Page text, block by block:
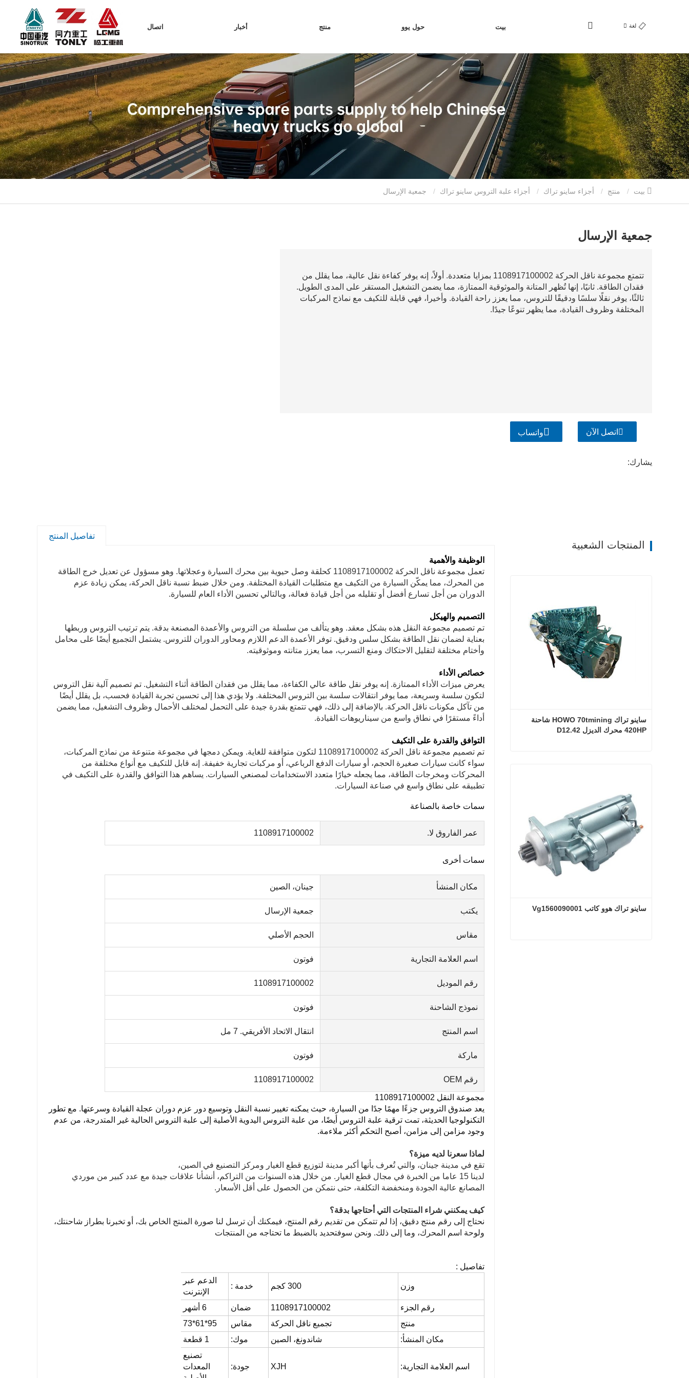
بيت حول يوو منتج أخبار اتصال لغة
منتج أجزاء ساينو تراك أجزاء علبة التروس ساينو تراك
جمعية الإرسال
تتمتع مجموعة ناقل الحركة 1108917100002 بمزايا متعددة. أولاً، إنه يوفر كفاءة نقل عالية، مما يقلل من
فقدان الطاقة. ثانيًا، إنها تُظهر المتانة والموثوقية الممتازة، مما يضمن التشغيل المستقر على المدى الطويل.
ثالثًا، يوفر نقلًا سلسًا ودقيقًا للتروس، مما يعزز راحة القيادة. وأخيرا، فهي قابلة للتكيف مع نماذج المركبات
المختلفة وظروف القيادة، مما يظهر تنوعًا جيدًا.
اتصل الآن واتساب
يشارك:
تفاصيل المنتج
الوظيفة والأهمية
تعمل مجموعة ناقل الحركة 1108917100002 كحلقة وصل حيوية بين محرك السيارة وعجلاتها. وهو مسؤول عن تعديل خرج الطاقة
من المحرك، مما يمكّن السيارة من التكيف مع متطلبات القيادة المختلفة. ومن خلال ضبط نسبة ناقل الحركة، يمكن زيادة عزم
الدوران من أجل تسارع أفضل أو تقليله من أجل قيادة فعالة، وبالتالي تحسين الأداء العام للسيارة.
التصميم والهيكل
تم تصميم مجموعة النقل هذه بشكل معقد. وهو يتألف من سلسلة من التروس والأعمدة المصنعة بدقة. يتم ترتيب التروس وربطها
بعناية لضمان نقل الطاقة بشكل سلس ودقيق. توفر الأعمدة الدعم اللازم ومحاور الدوران للتروس. يشتمل التجميع أيضًا على محامل
وأختام مختلفة لتقليل الاحتكاك ومنع التسرب، مما يعزز متانته وموثوقيته.
خصائص الأداء
يعرض ميزات الأداء الممتازة. إنه يوفر نقل طاقة عالي الكفاءة، مما يقلل من فقدان الطاقة أثناء التشغيل. تم تصميم آلية نقل التروس
لتكون سلسة وسريعة، مما يوفر انتقالات سلسة بين التروس المختلفة. ولا يؤدي هذا إلى تحسين تجربة القيادة فحسب، بل يقلل أيضًا
من تآكل مكونات ناقل الحركة. بالإضافة إلى ذلك، فهي تتمتع بقدرة جيدة على التحمل لمختلف الأحمال وظروف التشغيل، مما يضمن
أداءً مستقرًا في نطاق واسع من سيناريوهات القيادة.
التوافق والقدرة على التكيف
تم تصميم مجموعة ناقل الحركة 1108917100002 لتكون متوافقة للغاية. ويمكن دمجها في مجموعة متنوعة من نماذج المركبات،
سواء كانت سيارات صغيرة الحجم، أو سيارات الدفع الرباعي، أو مركبات تجارية خفيفة. إنه قابل للتكيف مع أنواع مختلفة من
المحركات ومخرجات الطاقة، مما يجعله خيارًا متعدد الاستخدامات لمصنعي السيارات. يساهم هذا التوافق والقدرة على التكيف في
تطبيقه على نطاق واسع في صناعة السيارات.
سمات خاصة بالصناعة
عمر الفاروق لا. 1108917100002
سمات أخرى
مكان المنشأ جينان، الصين
يكتب جمعية الإرسال
مقاس الحجم الأصلي
اسم العلامة التجارية فوتون
رقم الموديل 1108917100002
نموذج الشاحنة فوتون
اسم المنتج انتقال الاتحاد الأفريقي. 7 مل
ماركة فوتون
رقم OEM 1108917100002
مجموعة النقل 1108917100002
يعد صندوق التروس جزءًا مهمًا جدًا من السيارة، حيث يمكنه تغيير نسبة النقل وتوسيع دور عزم دوران عجلة القيادة وسرعتها. مع تطور
التكنولوجيا الحديثة، تمت ترقية علبة التروس أيضًا، من علبة التروس اليدوية الأصلية إلى علبة التروس الحالية غير المتدرجة، من عدم
وجود مزامن إلى مزامن، أصبح التحكم أكثر ملاءمة.
لماذا سعرنا لديه ميزة؟
تقع في مدينة جينان، والتي تُعرف بأنها أكبر مدينة لتوزيع قطع الغيار ومركز التصنيع في الصين،
لدينا 15 عاما من الخبرة في مجال قطع الغيار. من خلال هذه السنوات من التراكم، أنشأنا علاقات جيدة مع عدد كبير من موردي
المصانع عالية الجودة ومنخفضة التكلفة، حتى نتمكن من الحصول على أقل الأسعار.
كيف يمكنني شراء المنتجات التي أحتاجها بدقة؟
نحتاج إلى رقم منتج دقيق، إذا لم تتمكن من تقديم رقم المنتج، فيمكنك أن ترسل لنا صورة المنتج الخاص بك، أو تخبرنا بطراز شاحنتك،
ولوحة اسم المحرك، وما إلى ذلك. ونحن سوفتحديد بالضبط ما تحتاجه من المنتجات
تفاصيل :
وزن 300 كجم خدمة :
الدعم عبر
الإنترنت
رقم الجزء
1108917100002 ضمان
6 أشهر
منتج
تجميع ناقل الحركة مقاس
95*61*73
مكان المنشأ:
شاندونغ، الصين موك: 1 قطعة
اسم العلامة التجارية: XJH جودة:
تصنيع
المعدات
المنتجات الشعبية
420HP محرك الديزل D12.42
ساينو تراك هوو كاتب Vg1560090001